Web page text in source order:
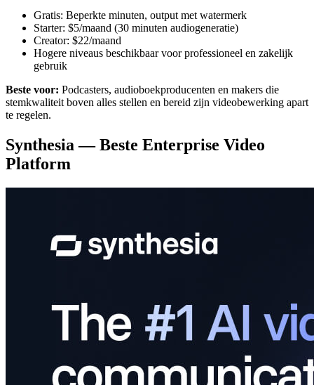
Gratis: Beperkte minuten, output met watermerk
Starter: $5/maand (30 minuten audiogeneratie)
Creator: $22/maand
Hogere niveaus beschikbaar voor professioneel en zakelijk
gebruik
Beste voor: Podcasters, audioboekproducenten en makers die
stemkwaliteit boven alles stellen en bereid zijn videobewerking apart
te regelen.
Synthesia — Beste Enterprise Video
Platform